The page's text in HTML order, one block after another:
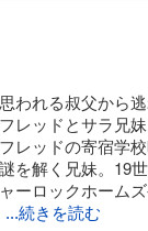
われる叔父から
レッドとサラ兄
レッドの寄宿学
を解く兄妹。19
ーロックホーム
...続きを読む